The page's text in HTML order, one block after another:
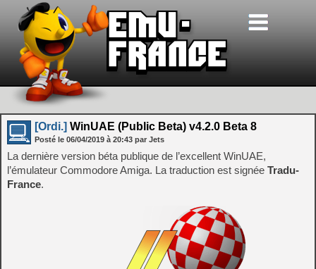
[Ordi.] WinUAE (Public Beta) v4.2.0 Beta 8
Posté le 06/04/2019 à 20:43 par Jets
La dernière version béta publique de l’excellent WinUAE,
l’émulateur Commodore Amiga. La traduction est signée Tradu-
France.